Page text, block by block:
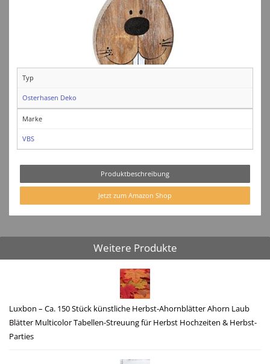
Typ
Osterhasen Deko
Marke
VBS
Produktbeschreibung
Jetzt zum Amazon Shop
Weitere Produkte
Luxbon – Ca. 150 Stück künstliche Herbst-Ahornblätter Ahorn Laub
Blätter Multicolor Tabellen-Streuung für Herbst Hochzeiten & Herbst-
Parties